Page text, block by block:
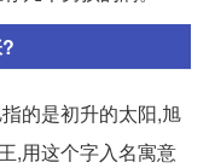
的是初升的太阳,旭
,用这个字入名寓意